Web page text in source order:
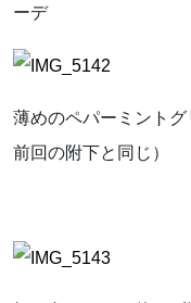
ーデ
薄めのペパーミント
前回の附下と同じ）